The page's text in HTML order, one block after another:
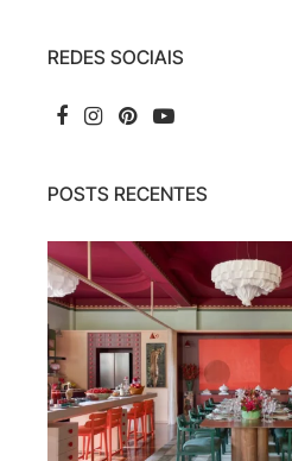
REDES SOCIAIS
POSTS RECENTES